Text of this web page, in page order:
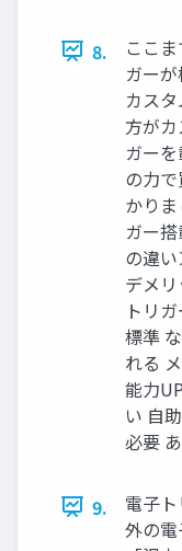
8.
ここ
ガー
カス
方が
ガー
の力
かり
ガー
の違
デメ
トリ
標準
れる
能力
い 自
必要
9.
電子
外の電